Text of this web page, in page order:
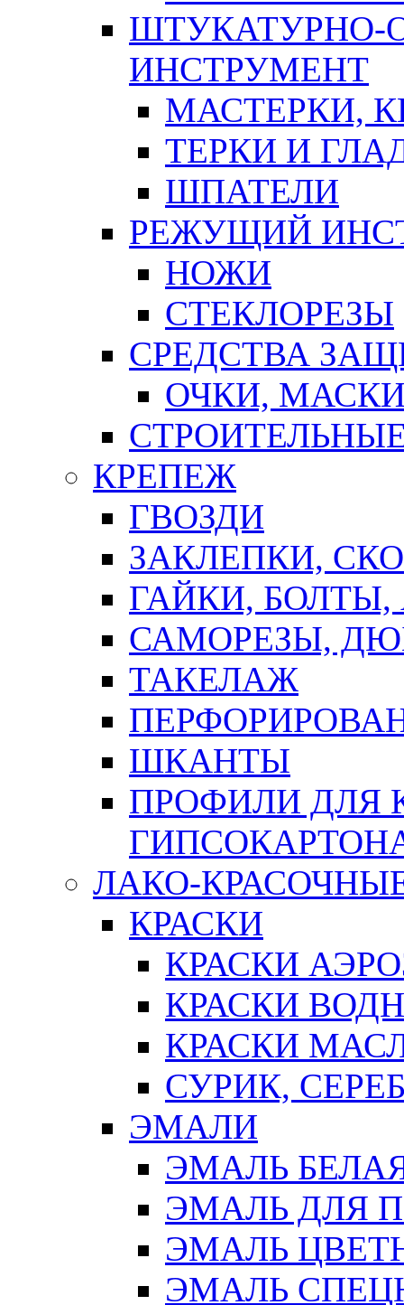
ШТУКАТУРНО-
ИНСТРУМЕНТ
МАСТЕРКИ,
ТЕРКИ И
ШПАТЕЛИ
РЕЖУЩИЙ
НОЖИ
СТЕКЛОРЕЗЫ
СРЕДСТВА
ОЧКИ,
КРЕПЕЖ
ГВОЗДИ
ЗАКЛЕПКИ,
ГАЙКИ,
САМОРЕЗЫ,
ТАКЕЛАЖ
ШКАНТЫ
ПРОФИЛИ ДЛЯ
ЛАКО-
КРАСКИ
КРАСКИ
КРАСКИ
КРАСКИ
СУРИК,
ЭМАЛИ
ЭМАЛЬ
ЭМАЛЬ ДЛЯ
ЭМАЛЬ
ЭМАЛЬ